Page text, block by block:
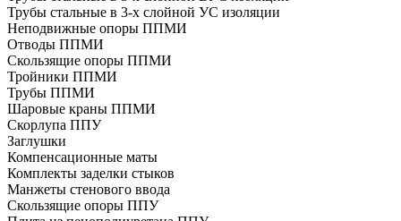
Трубы стальные в 3-х слойной УС изоляции
Неподвижные опоры ППМИ
Отводы ППМИ
Скользящие опоры ППМИ
Тройники ППМИ
Трубы ППМИ
Шаровые краны ППМИ
Скорлупа ППУ
Заглушки
Компенсационные маты
Комплекты заделки стыков
Манжеты стенового ввода
Скользящие опоры ППУ